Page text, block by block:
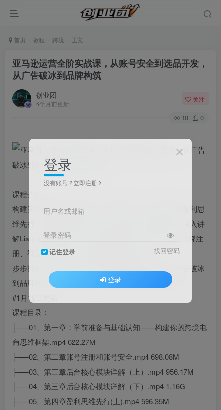
首页 教程 跨境 正文
亚马逊运营全阶实战课，从账号安全到选品开发，
从广告破冰到品牌构筑
创业团
6个月前更新
关注
10 0
课程介绍：
构建完整的跨境电商思维。从账号安全、后台操作到盈利思
维先行，掌握五大选品方法论与产品开发核心策略。深入讲
解Listing打造全流程——建立关键词库、文案优化、品牌注
册、视觉呈现，直至FBA发货与物流管理。
步步拆解，步步为营。从账号安全到选品开发，从广告破冰
到品牌构筑，长期主义学习，指向的是长期盈利目标。
#1月19日更新
课程目录：
├──01、第一章：学前准备与基础认知——构建你的跨境电
商思维框架.mp4 622.27M
├──02、第二章账号注册和账号安全.mp4 698.08M
├──03、第三章后台核心模块详解（上）.mp4 956.17M
├──04、第三章后台核心模块详解（下）.mp4 1.16G
├──05、第四章盈利思维先行(上).mp4 596.35M
登录
没有账号？立即注册
用户名或邮箱
登录密码
记住登录 找回密码
登录